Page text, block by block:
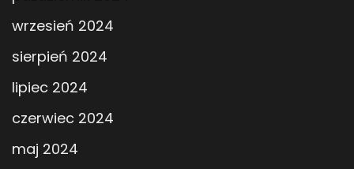
wrzesień 2024
sierpień 2024
lipiec 2024
czerwiec 2024
maj 2024